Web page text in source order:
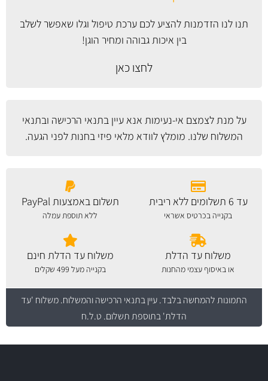
תנו לנו הזדמנות להציע לכם ערכת טיפול וגלו שאפשר לשלב
בין איכות גבוהה ומחיר הוגן!
לחצו כאן
על מנת לצמצם אי-נעימות אנא עייןבתנאי הרכישה ובתנאי
המשלוח שלנו. מומלץ לוודא מלאי פיזי בחנות לפני הגעה.
עד 6 תשלומים ללא ריבית
בקנייה בכרטיס אשראי
תשלום באמצעות PayPal
ללא תוספת עמלה
משלוח עד הדלת
או באיסוף עצמי מהחנות
משלוח עד הדלת חינם
בקנייה מעל 499 שקלים
התמונות להמחשה בלבד.עיין בתנאי הרכישה והמשלוח. משלוח 'עד
הדלת' בתוספת תשלום. ט.ל.ח